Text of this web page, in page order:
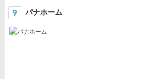
パナホーム